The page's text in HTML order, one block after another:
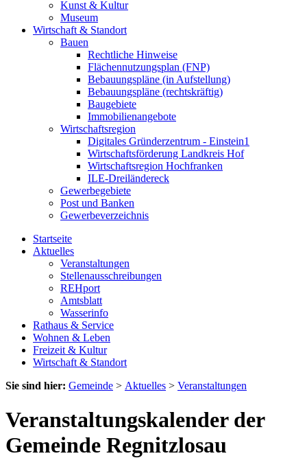
Kunst & Kultur
Museum
Wirtschaft & Standort
Bauen
Rechtliche Hinweise
Flächennutzungsplan (FNP)
Bebauungspläne (in Aufstellung)
Bebauungspläne (rechtskräftig)
Baugebiete
Immobilienangebote
Wirtschaftsregion
Digitales Gründerzentrum - Einstein1
Wirtschaftsförderung Landkreis Hof
Wirtschaftsregion Hochfranken
ILE-Dreiländereck
Gewerbegebiete
Post und Banken
Gewerbeverzeichnis
Startseite
Aktuelles
Veranstaltungen
Stellenausschreibungen
REHport
Amtsblatt
Wasserinfo
Rathaus & Service
Wohnen & Leben
Freizeit & Kultur
Wirtschaft & Standort
Sie sind hier: Gemeinde > Aktuelles > Veranstaltungen
Veranstaltungskalender der
Gemeinde Regnitzlosau